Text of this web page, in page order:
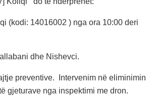
(kodi: 14016002 ) nga ora 10:00 deri
dhe Nishevci.
preventive. Intervenim në eliminimin
gjeturave nga inspektimi me dron.